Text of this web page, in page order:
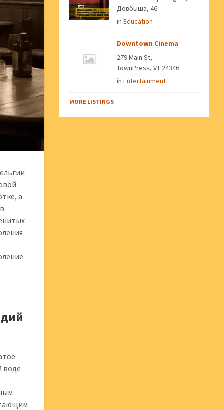
а
воде
Довбыша, 46
inEducation
Downtown Cinema
279 Main St,
TownPress, VT 24346
inEntertainment
MORE LISTINGS